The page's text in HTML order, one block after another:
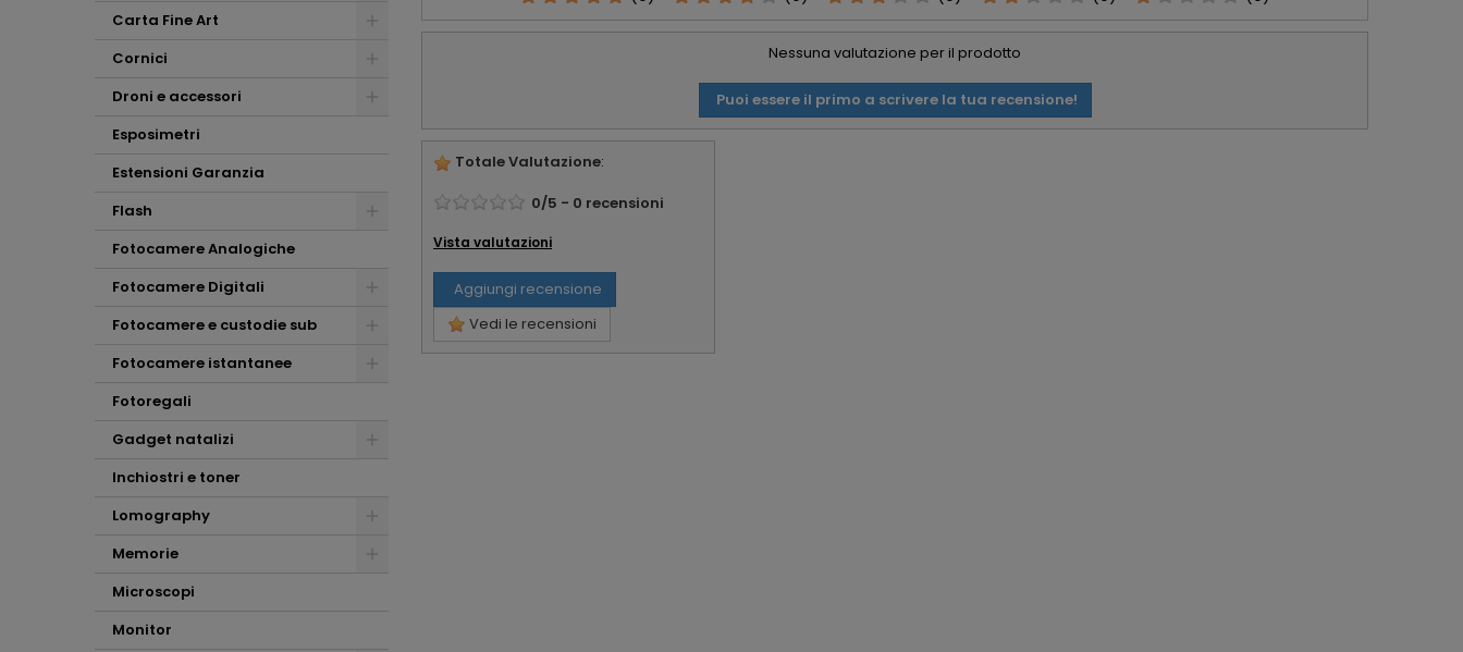
Carta Fine Art
Cornici
Droni e accessori
Esposimetri
Estensioni Garanzia
Flash
Fotocamere Analogiche
Fotocamere Digitali
Fotocamere e custodie sub
Fotocamere istantanee
Fotoregali
Gadget natalizi
Inchiostri e toner
Lomography
Memorie
Microscopi
Monitor
Nessuna valutazione per il prodotto
Puoi essere il primo a scrivere la tua recensione!
Totale Valutazione:
0/5 - 0 recensioni
Vista valutazioni
Aggiungi recensione
Vedi le recensioni